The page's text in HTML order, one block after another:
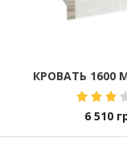
КРОВАТЬ 1600
6 510